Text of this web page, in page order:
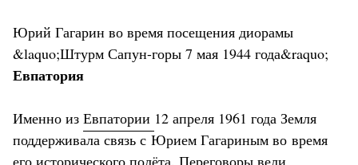
Юрий Гагарин во время посещения диорамы
&laquo;Штурм Сапун-горы 7 мая 1944 года&raquo;
Евпатория
Именно из Евпатории 12 апреля 1961 года Земля
поддерживала связь с Юрием Гагариным во время